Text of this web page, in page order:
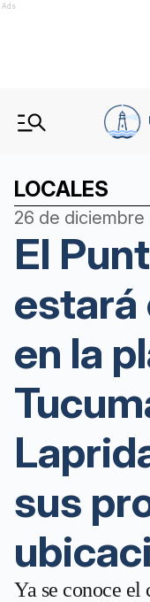
Ads
LOCALES
26 de diciembre
El
estará
en la
sus
Ya se conoce